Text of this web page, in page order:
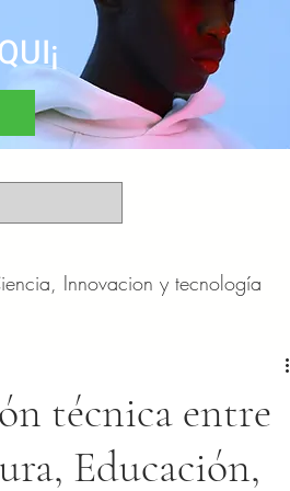
Innovacion y tecnología
Cultura, sociedad y entretenimiento
técnica entre
Educación,